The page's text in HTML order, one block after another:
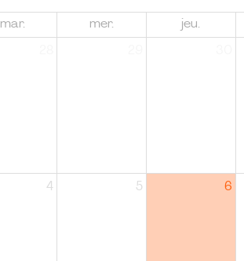
mar. mer. jeu.
4 5 6